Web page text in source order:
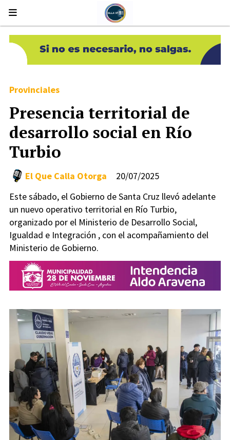
Presencia territorial de
desarrollo social en Río
Turbio
Este sábado, el Gobierno de Santa Cruz llevó adelante
un nuevo operativo territorial en Río Turbio,
organizado por el Ministerio de Desarrollo Social,
Igualdad e Integración , con el acompañamiento del
Ministerio de Gobierno.
Provinciales
20/07/2025
El Que Calla Otorga